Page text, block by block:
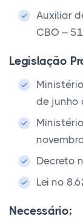
Auxiliar
CBO –
Legislação
de junho
Decreto
Lei nº
Necessário;